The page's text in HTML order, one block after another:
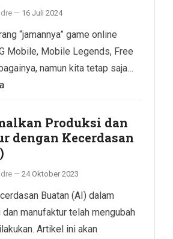
— 16 Juli 2024
“jamannya” game online
Mobile, Mobile Legends, Free
namun kita tetap saja…
Produksi dan
dengan Kecerdasan
— 24 Oktober 2023
Buatan (AI) dalam
manufaktur telah mengubah
Artikel ini akan